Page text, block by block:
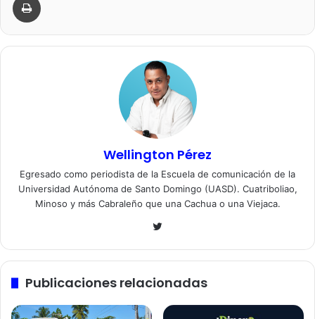
Wellington Pérez
Egresado como periodista de la Escuela de comunicación de la
Universidad Autónoma de Santo Domingo (UASD). Cuatriboliao,
Minoso y más Cabraleño que una Cachua o una Viejaca.
Twitter
Publicaciones relacionadas